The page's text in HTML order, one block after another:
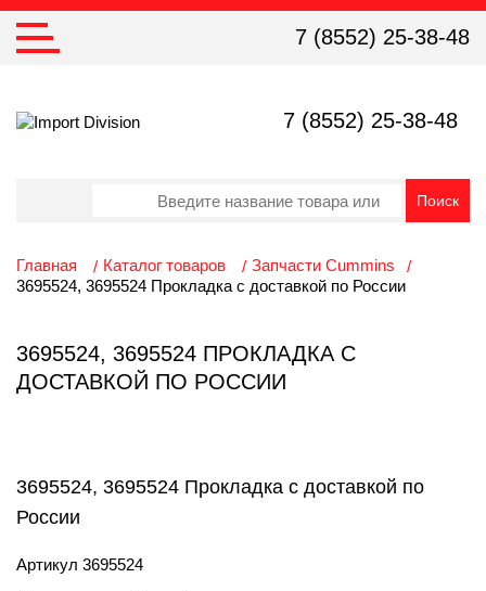
7 (8552) 25-38-48
7 (8552) 25-38-48
Главная Каталог товаров
Запчасти Cummins
3695524, 3695524 Прокладка с доставкой по России
3695524, 3695524 ПРОКЛАДКА С
ДОСТАВКОЙ ПО РОССИИ
3695524, 3695524 Прокладка с доставкой по
России
Артикул 3695524